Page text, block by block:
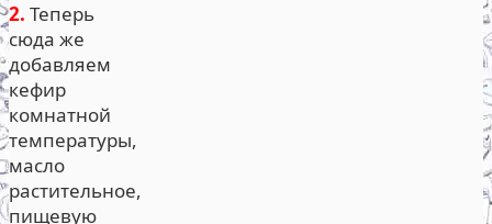
2. Теперь
сюда же
добавляем
кефир
комнатной
температуры,
масло
растительное,
пищевую